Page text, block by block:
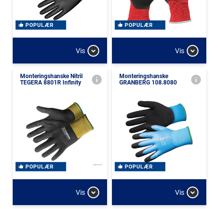
POPULÆR
Vis
POPULÆR
Vis
Monteringshanske Nitril
TEGERA 8801R Infinity
POPULÆR
Vis
Monteringshanske
GRANBERG 108.8080
POPULÆR
Vis